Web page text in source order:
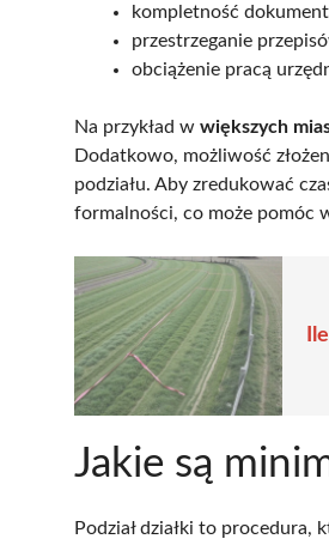
kompletność
przestrzeganie
obciążenie pracą
Na przykład w większych
Dodatkowo, możliwość
podziału. Aby zredukować
formalności, co może pomóc
Jakie są
Podział działki to procedura,